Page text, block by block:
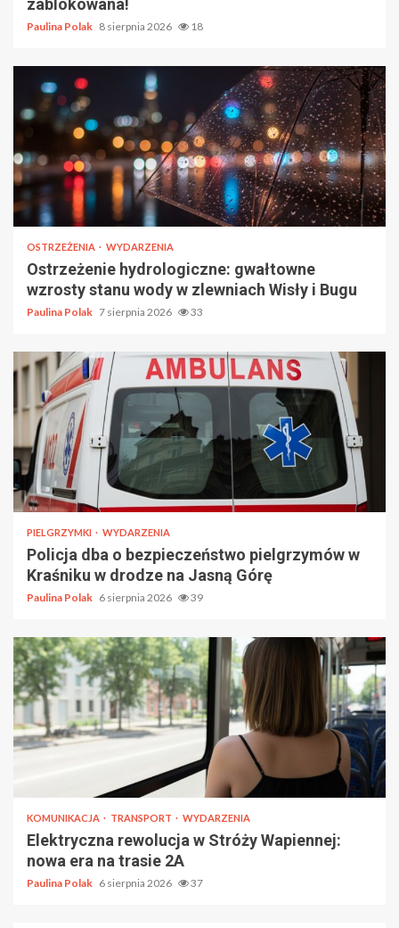
zablokowana!
Paulina Polak 8 sierpnia 2026 18
OSTRZEŻENIA WYDARZENIA
Ostrzeżenie hydrologiczne: gwałtowne
wzrosty stanu wody w zlewniach Wisły i Bugu
Paulina Polak 7 sierpnia 2026 33
PIELGRZYMKI WYDARZENIA
Policja dba o bezpieczeństwo pielgrzymów w
Kraśniku w drodze na Jasną Górę
Paulina Polak 6 sierpnia 2026 39
KOMUNIKACJA TRANSPORT WYDARZENIA
Elektryczna rewolucja w Stróży Wapiennej:
nowa era na trasie 2A
Paulina Polak 6 sierpnia 2026 37